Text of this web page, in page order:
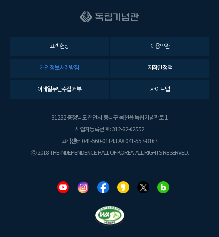
고객헌장 이용약관
개인정보처리방침 저작권정책
이메일무단수집거부 사이트맵
31232 충청남도 천안시 동남구 목천읍 독립기념관로 1
사업자등록번호 : 312-82-02552
고객센터 041-560-0114. FAX 041-557-8167.
ⓒ 2018 THE INDEPENDENCE HALL OF KOREA. ALL RIGHTS RESERVED.